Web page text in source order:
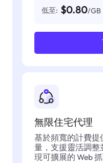
低至: $0.80/GB
無限住宅代理
基於頻寬的計費提
量，支援靈活調
現可擴展的 Web 抓